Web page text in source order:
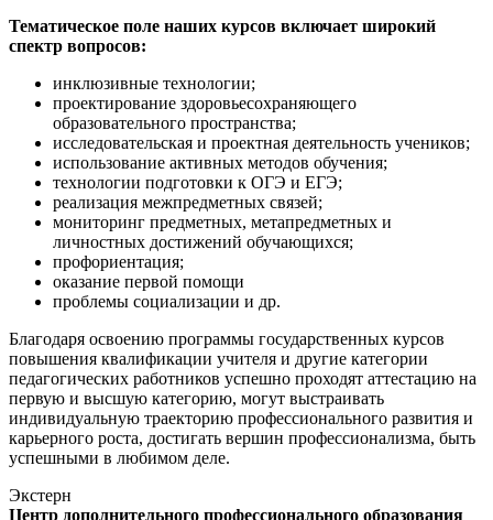
Тематическое поле наших курсов включает широкий
спектр вопросов:
инклюзивные технологии;
проектирование здоровьесохраняющего
образовательного пространства;
исследовательская и проектная деятельность учеников;
использование активных методов обучения;
технологии подготовки к ОГЭ и ЕГЭ;
реализация межпредметных связей;
мониторинг предметных, метапредметных и
личностных достижений обучающихся;
профориентация;
оказание первой помощи
проблемы социализации и др.
Благодаря освоению программы государственных курсов
повышения квалификации учителя и другие категории
педагогических работников успешно проходят аттестацию на
первую и высшую категорию, могут выстраивать
индивидуальную траекторию профессионального развития и
карьерного роста, достигать вершин профессионализма, быть
успешными в любимом деле.
Экстерн
Центр дополнительного профессионального образования